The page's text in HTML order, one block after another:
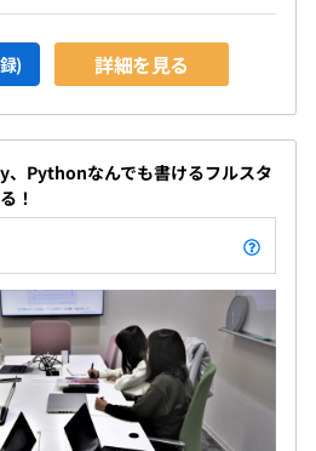
の講演など外部活動も行い、業
トワークを持っています。
参画しており、社内の人数以上
スできる体制を整えています。
としては、フルスタック開発
）の経験に加え、2022年から
に注力。
どのLLM活用プロジェクトをリ
) 詳細を見る
、Pythonなんでも書けるフルスタ
！